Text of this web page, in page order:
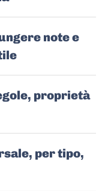
note e
proprietà
per tipo,